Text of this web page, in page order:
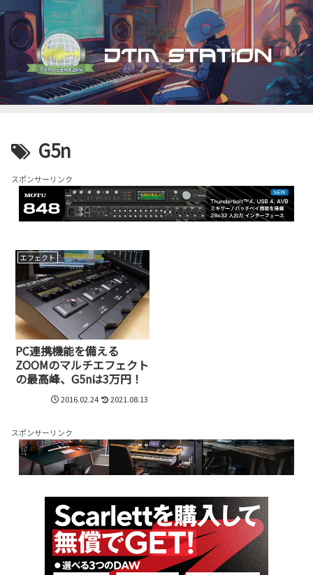
G5n
スポンサーリンク
エフェクト
PC連携機能を備える
ZOOMのマルチエフェクト
の最高峰、G5nは3万円！
2016.02.24 2021.08.13
スポンサーリンク